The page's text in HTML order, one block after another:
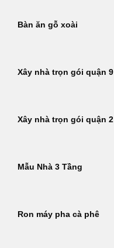
Bàn ăn gỗ xoài
Xây nhà trọn gói quận 9
Xây nhà trọn gói quận 2
Mẫu Nhà 3 Tầng
Ron máy pha cà phê